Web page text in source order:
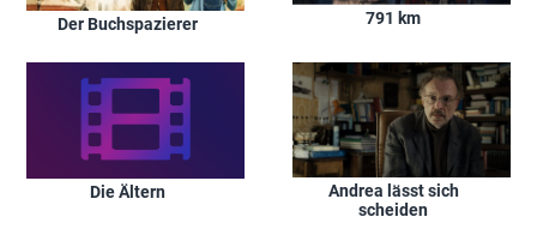
Der Buchspazierer 791 km
Die Ältern
Andrea lässt sich
scheiden